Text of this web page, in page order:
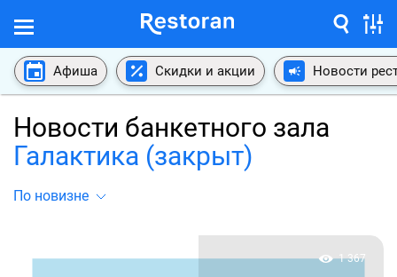
Афиша Скидки и акции Новости
Новости банкетного зала
Галактика (закрыт)
По новизне
1 367